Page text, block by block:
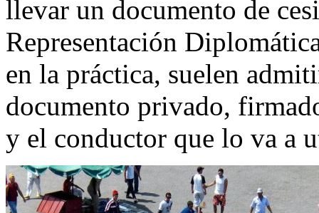
llevar un documento de
Representación
en la práctica, suelen
documento privado,
y el conductor que lo va a